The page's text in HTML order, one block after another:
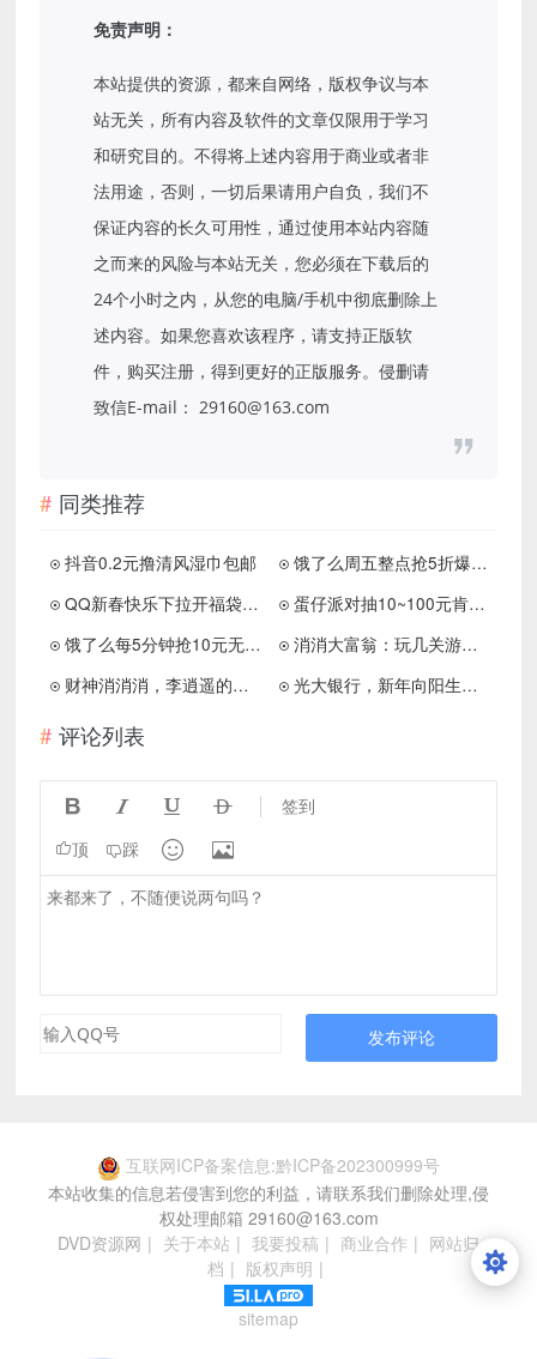
免责声明：
本站提供的资源，都来自网络，版权争议与本
站无关，所有内容及软件的文章仅限用于学习
和研究目的。不得将上述内容用于商业或者非
法用途，否则，一切后果请用户自负，我们不
保证内容的长久可用性，通过使用本站内容随
之而来的风险与本站无关，您必须在下载后的
24个小时之内，从您的电脑/手机中彻底删除上
述内容。如果您喜欢该程序，请支持正版软
件，购买注册，得到更好的正版服务。侵删请
致信E-mail： 29160@163.com
同类推荐
抖音0.2元撸清风湿巾包邮
饿了么周五整点抢5折爆红包
QQ新春快乐下拉开福袋得红包
蛋仔派对抽10~100元肯德基卡
饿了么每5分钟抢10元无门槛券
消消大富翁：玩几关游戏拿个小红包
财神消消消，李逍遥的客栈，开心大食堂，免费赚0.9元！
光大银行，新年向阳生长，免费领红包！
评论列表
    签到
顶 踩  
发布评论
互联网ICP备案信息:黔ICP备202300999号
本站收集的信息若侵害到您的利益，请联系我们删除处理,侵
权处理邮箱 29160@163.com
DVD资源网 | 关于本站 | 我要投稿 | 商业合作 | 网站归
档 | 版权声明 |
sitemap